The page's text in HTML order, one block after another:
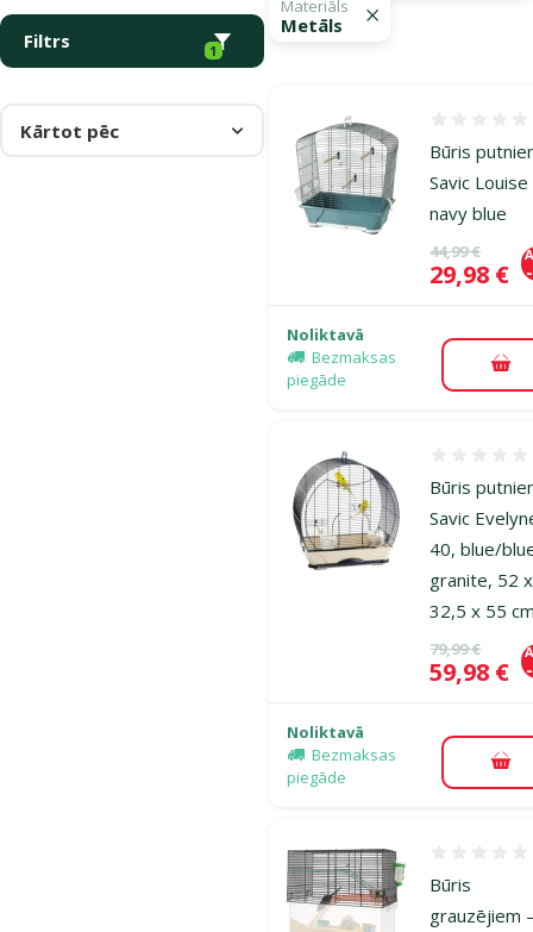
Filtrs 1
Materiāls
Metāls
Kārtot pēc
Būris
Savic
navy blue
Oriģinālā
44,99 €
Cena
29,98 €
Noliktavā
Bezmaksas
piegāde
Būris
Savic
40, blue/
granite, 52 x
32,5 x 55
Oriģinālā
79,99 €
Cena
59,98 €
Noliktavā
Bezmaksas
piegāde
Būris
grauzējiem